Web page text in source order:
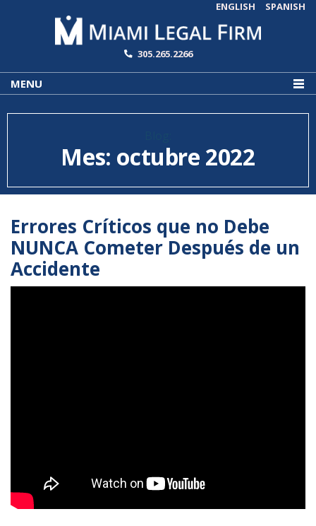
ENGLISH SPANISH
MENU
305.265.2266
Mes: octubre 2022
Errores Críticos que no Debe
NUNCA Cometer Después de un
Accidente